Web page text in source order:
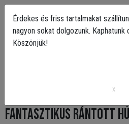
sertés, marha húsból
fantasztikus rántott
Érdekes és friss tartalmakat
nagyon sokat dolgozunk.
Köszönjük!
x